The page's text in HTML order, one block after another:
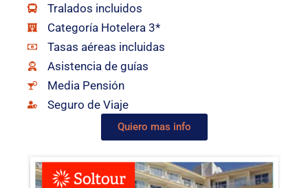
Tralados incluidos
Categoría Hotelera 3*
Tasas aéreas incluidas
Asistencia de guías
Media Pensión
Seguro de Viaje
Quiero mas info